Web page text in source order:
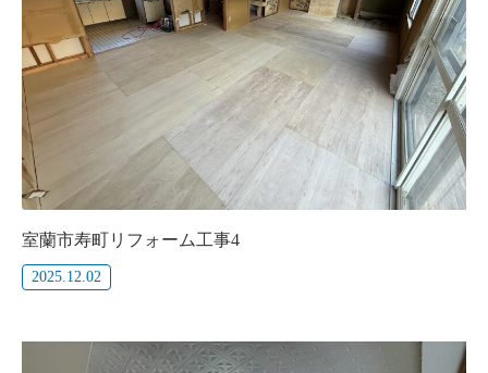
室蘭市寿町リフォーム工事4
2025.12.02